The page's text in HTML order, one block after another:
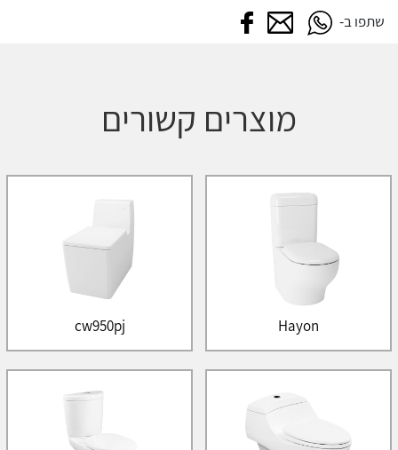
שתפו ב- שתפו בווטסאפשתפו במייל
שתפו בפייסבוק
מוצרים קשורים
Hayon
cw950pj